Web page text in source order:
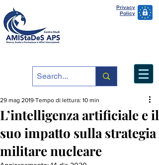
Privacy
Policy
L’intelligenza artificiale e il
suo impatto sulla strategia
militare nucleare
29 mag 2019 Tempo di lettura: 10 min